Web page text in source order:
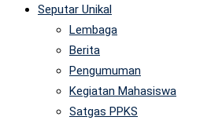
Seputar Unikal
Lembaga
Berita
Pengumuman
Kegiatan Mahasiswa
Satgas PPKS